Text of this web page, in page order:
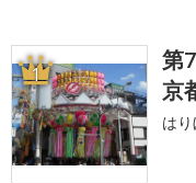
1
第
京
は